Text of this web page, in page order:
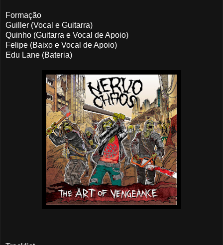
Formação
Guiller (Vocal e Guitarra)
Quinho (Guitarra e Vocal de Apoio)
Felipe (Baixo e Vocal de Apoio)
Edu Lane (Bateria)